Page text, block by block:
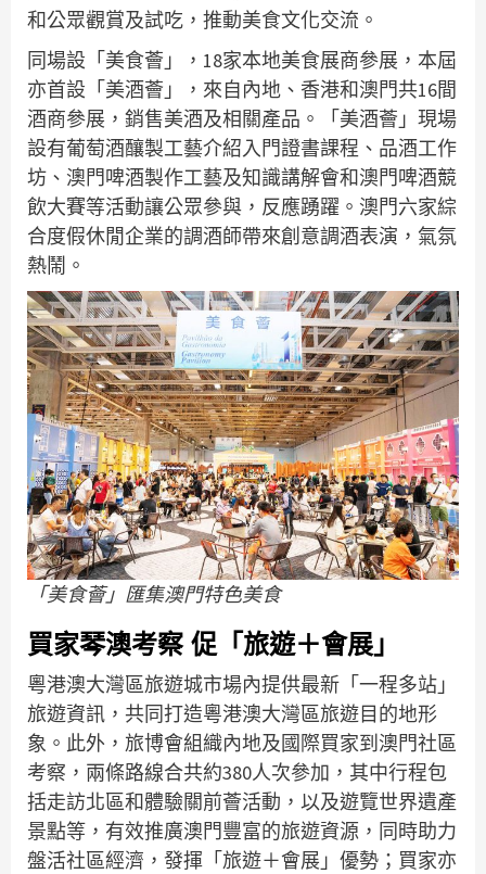
和公眾觀賞及試吃，推動美食文化交流。
同場設「美食薈」，18家本地美食展商參展，本屆
亦首設「美酒薈」，來自內地、香港和澳門共16間
酒商參展，銷售美酒及相關產品。「美酒薈」現場
設有葡萄酒釀製工藝介紹入門證書課程、品酒工作
坊、澳門啤酒製作工藝及知識講解會和澳門啤酒競
飲大賽等活動讓公眾參與，反應踴躍。澳門六家綜
合度假休閒企業的調酒師帶來創意調酒表演，氣氛
熱鬧。
「美食薈」匯集澳門特色美食
買家琴澳考察 促「旅遊＋會展」
粵港澳大灣區旅遊城市場內提供最新「一程多站」
旅遊資訊，共同打造粵港澳大灣區旅遊目的地形
象。此外，旅博會組織內地及國際買家到澳門社區
考察，兩條路線合共約380人次參加，其中行程包
括走訪北區和體驗關前薈活動，以及遊覽世界遺產
景點等，有效推廣澳門豐富的旅遊資源，同時助力
盤活社區經濟，發揮「旅遊＋會展」優勢；買家亦